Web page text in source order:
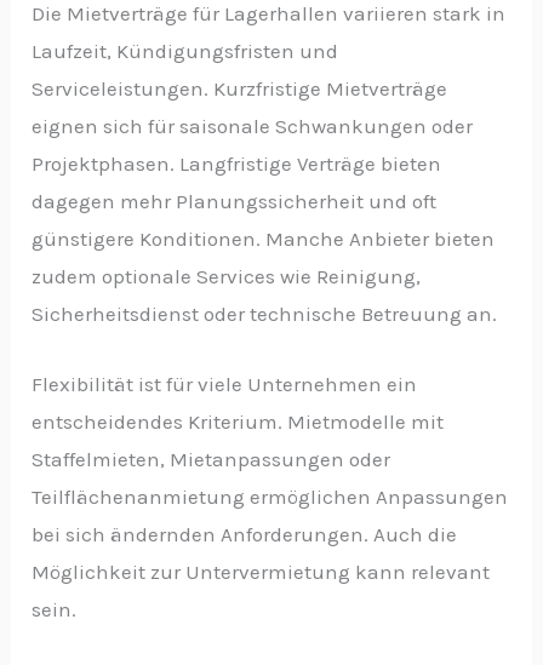
Die Mietverträge für Lagerhallen variieren stark in
Laufzeit, Kündigungsfristen und
Serviceleistungen. Kurzfristige Mietverträge
eignen sich für saisonale Schwankungen oder
Projektphasen. Langfristige Verträge bieten
dagegen mehr Planungssicherheit und oft
günstigere Konditionen. Manche Anbieter bieten
zudem optionale Services wie Reinigung,
Sicherheitsdienst oder technische Betreuung an.
Flexibilität ist für viele Unternehmen ein
entscheidendes Kriterium. Mietmodelle mit
Staffelmieten, Mietanpassungen oder
Teilflächenanmietung ermöglichen Anpassungen
bei sich ändernden Anforderungen. Auch die
Möglichkeit zur Untervermietung kann relevant
sein.